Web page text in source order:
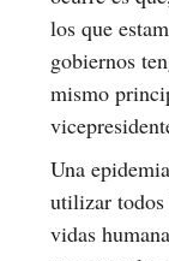
los que
gobiernos
mismo
Una
utilizar todos
vidas